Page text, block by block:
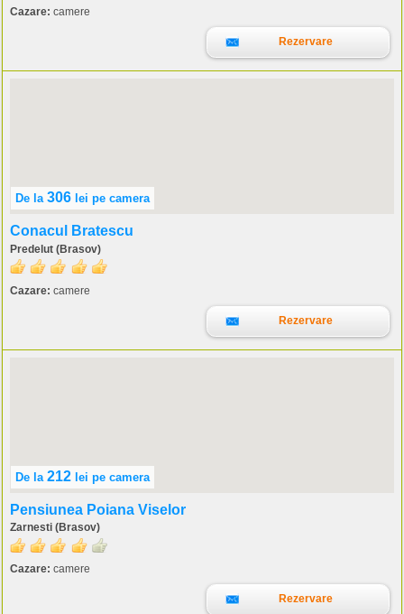
Cazare: camere
Rezervare
De la 306 lei pe camera
Conacul Bratescu
Predelut (Brasov)
Cazare: camere
Rezervare
De la 212 lei pe camera
Pensiunea Poiana Viselor
Zarnesti (Brasov)
Cazare: camere
Rezervare